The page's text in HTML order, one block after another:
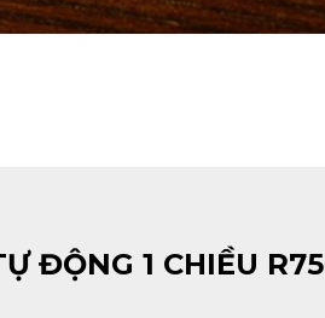
ĐỘNG 1 CHIỀU